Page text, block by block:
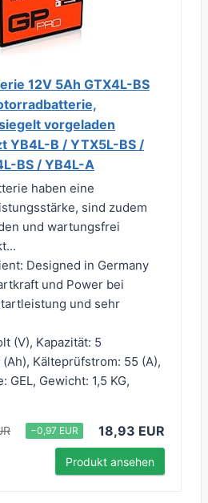
12V 5Ah GTX4L-BS
vorgeladen
YB4L-B / YTX5L-BS /
BS / YB4L-A
haben eine
sind zudem
und wartungsfrei
Designed in Germany
und Power bei
und sehr
(V), Kapazität: 5
Kälteprüfstrom: 55 (A),
GEL, Gewicht: 1,5 KG,
−0,97 EUR 18,93 EUR
Produkt ansehen